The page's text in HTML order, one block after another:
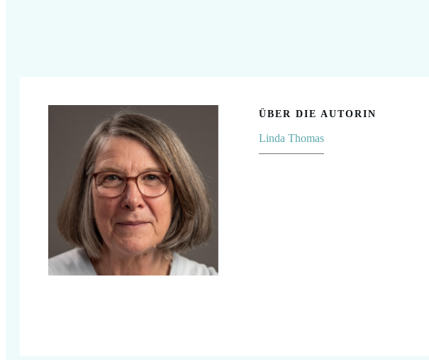
ÜBER DIE AUTORIN
Linda Thomas